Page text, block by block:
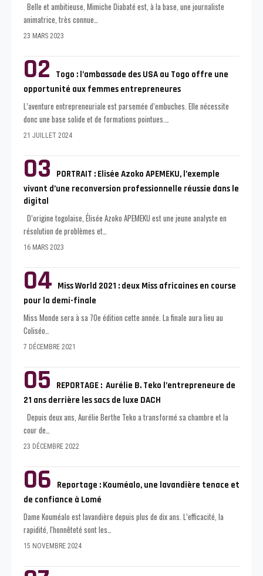
Belle et ambitieuse, Mimiche Diabaté est, à la base, une journaliste
animatrice, très connue…
23 MARS 2023
Togo : l’ambassade des USA au Togo offre une
opportunité aux femmes entrepreneures
L’aventure entrepreneuriale est parsemée d’embuches. Elle nécessite
donc une base solide et de formations pointues.…
21 JUILLET 2024
PORTRAIT : Elisée Azoko APEMEKU, l’exemple
vivant d’une reconversion professionnelle réussie dans le
digital
D’origine togolaise, Élisée Azoko APEMEKU est une jeune analyste en
résolution de problèmes et…
16 MARS 2023
Miss World 2021 : deux Miss africaines en course
pour la demi-finale
Miss Monde sera à sa 70e édition cette année. La finale aura lieu au
Coliséo…
7 DÉCEMBRE 2021
REPORTAGE : Aurélie B. Teko l’entrepreneure de
21 ans derrière les sacs de luxe DACH
Depuis deux ans, Aurélie Berthe Teko a transformé sa chambre et la
cour de…
23 DÉCEMBRE 2022
Reportage : Kouméalo, une lavandière tenace et
de confiance à Lomé
Dame Kouméalo est lavandière depuis plus de dix ans. L’efficacité, la
rapidité, l'honnêteté sont les…
15 NOVEMBRE 2024